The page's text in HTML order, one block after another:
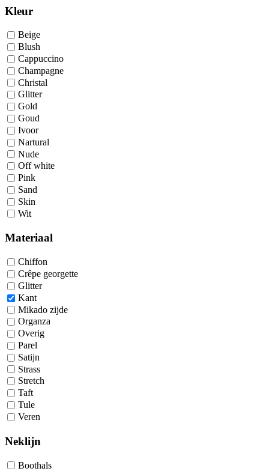
Kleur
Beige
Blush
Cappuccino
Champagne
Christal
Glitter
Gold
Goud
Ivoor
Nartural
Nude
Off white
Pink
Sand
Skin
Wit
Materiaal
Chiffon
Crêpe georgette
Glitter
Kant
Mikado zijde
Organza
Overig
Parel
Satijn
Strass
Stretch
Taft
Tule
Veren
Neklijn
Boothals